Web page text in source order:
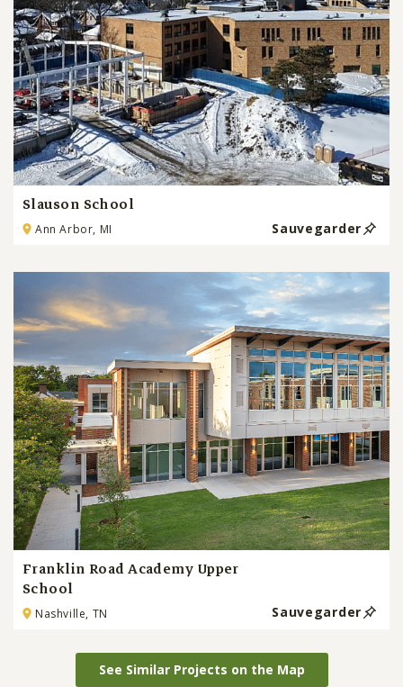
Slauson School
Ann Arbor, MI Sauvegarder
Franklin Road Academy Upper
School
Nashville, TN Sauvegarder
See Similar Projects on the Map